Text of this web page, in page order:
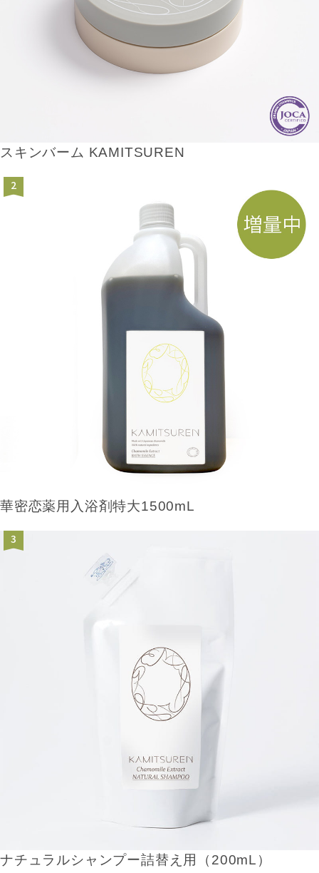
スキンバーム KAMITSUREN
2
華密恋薬用入浴剤特大1500mL
3
ナチュラルシャンプー詰替え用（200mL）